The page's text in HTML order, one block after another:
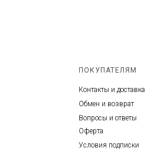
ПОКУПАТЕЛЯМ
Контакты и доставка
Обмен и возврат
Вопросы и ответы
Оферта
Условия подписки